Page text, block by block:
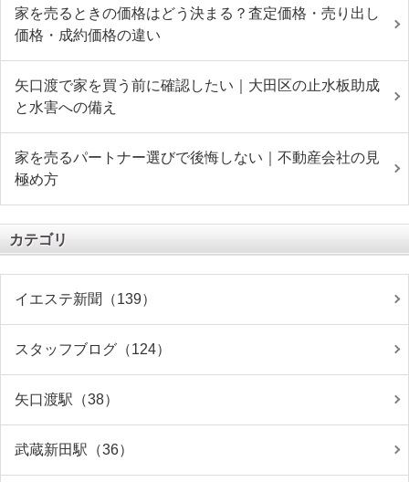
家を売るときの価格はどう決まる？査定価格・売り出し
価格・成約価格の違い
矢口渡で家を買う前に確認したい｜大田区の止水板助成
と水害への備え
家を売るパートナー選びで後悔しない｜不動産会社の見
極め方
カテゴリ
イエステ新聞（139）
スタッフブログ（124）
矢口渡駅（38）
武蔵新田駅（36）